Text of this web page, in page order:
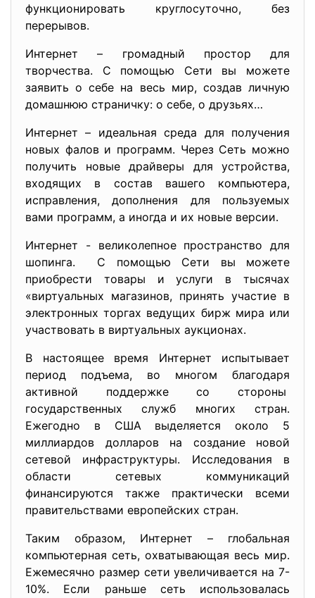
функционировать круглосуточно, без
перерывов.
Интернет – громадный простор для
творчества. С помощью Сети вы можете
заявить о себе на весь мир, создав личную
домашнюю страничку: о себе, о друзьях…
Интернет – идеальная среда для получения
новых фалов и программ. Через Сеть можно
получить новые драйверы для устройства,
входящих в состав вашего компьютера,
исправления, дополнения для пользуемых
вами программ, а иногда и их новые версии.
Интернет - великолепное пространство для
шопинга. С помощью Сети вы можете
приобрести товары и услуги в тысячах
«виртуальных магазинов, принять участие в
электронных торгах ведущих бирж мира или
участвовать в виртуальных аукционах.
В настоящее время Интернет испытывает
период подъема, во многом благодаря
активной поддержке со стороны
государственных служб многих стран.
Ежегодно в США выделяется около 5
миллиардов долларов на создание новой
сетевой инфраструктуры. Исследования в
области сетевых коммуникаций
финансируются также практически всеми
правительствами европейских стран.
Таким образом, Интернет – глобальная
компьютерная сеть, охватывающая весь мир.
Ежемесячно размер сети увеличивается на 7-
10%. Если раньше сеть использовалась